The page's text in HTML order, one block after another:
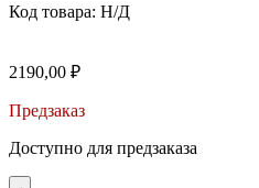
Код товара: Н/Д
2190,00 ₽
Предзаказ
Доступно для предзаказа